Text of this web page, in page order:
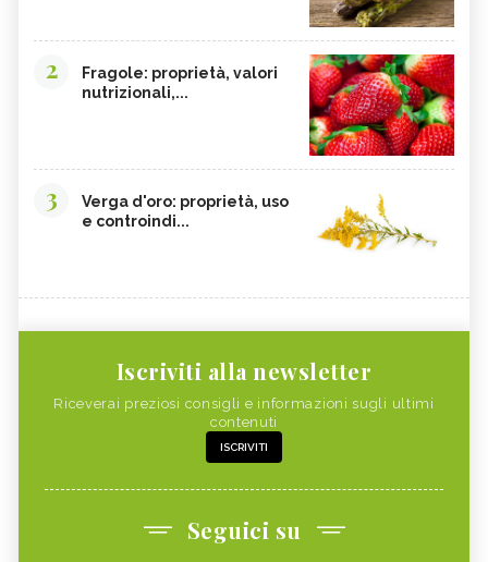
2
Fragole: proprietà, valori
nutrizionali,...
3
Verga d'oro: proprietà, uso
e controindi...
Iscriviti alla newsletter
Riceverai preziosi consigli e informazioni sugli ultimi
contenuti
ISCRIVITI
Seguici su